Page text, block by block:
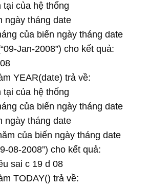
tại của hệ thống
ngày tháng date
của biến ngày tháng date
Jan-2008”) cho kết quả:
YEAR(date) trả về:
tại của hệ thống
của biến ngày tháng date
ngày tháng date
của biến ngày tháng date
08-2008”) cho kết quả:
sai c 19 d 08
TODAY() trả về: